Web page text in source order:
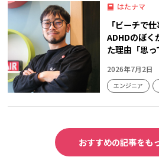
はたナマ
「ビーチで
ADHDのぼく
た理由「思っ
2026年7月2日
エンジニア
おすすめの記事をも